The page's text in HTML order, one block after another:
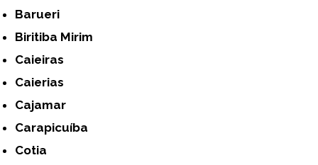
Barueri
Biritiba Mirim
Caieiras
Caierias
Cajamar
Carapicuíba
Cotia